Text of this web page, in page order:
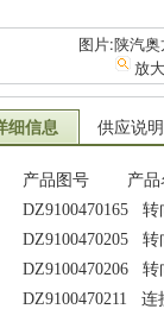
图片:陕汽
放
细信息 供应说明
产品图号
产
DZ9100470165 转
DZ9100470205 转
DZ9100470206 转
DZ9100470211 连